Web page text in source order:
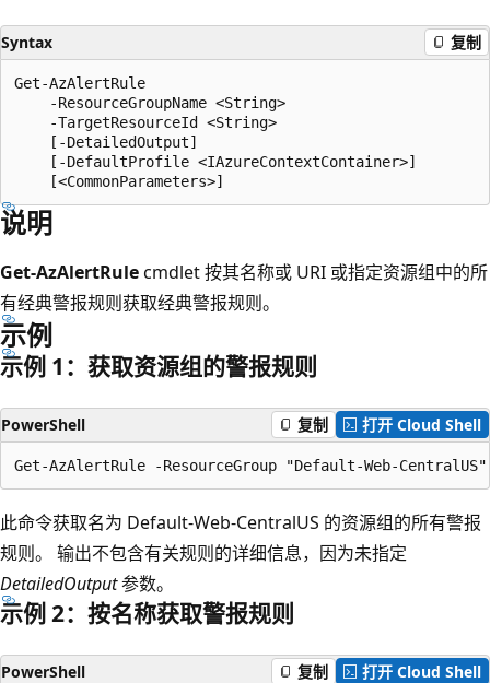
Syntax 复制
Get-AzAlertRule
    -ResourceGroupName <String>
    -TargetResourceId <String>
    [-DetailedOutput]
    [-DefaultProfile <IAzureContextContainer>]
说明
Get-AzAlertRulecmdlet 按其名称或 URI 或指定资源组中的所
有经典警报规则获取经典警报规则。
示例
示例 1：获取资源组的警报规则
PowerShell 复制 打开 Cloud Shell
此命令获取名为 Default-Web-CentralUS 的资源组的所有警报
规则。 输出不包含有关规则的详细信息，因为未指定
DetailedOutput参数。
示例 2：按名称获取警报规则
PowerShell 复制 打开 Cloud Shell